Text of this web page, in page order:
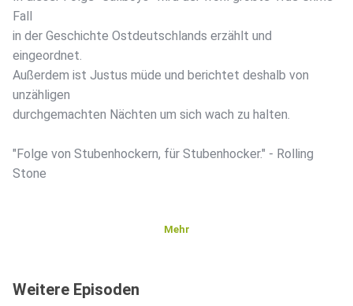
Fall
in der Geschichte Ostdeutschlands erzählt und
eingeordnet.
Außerdem ist Justus müde und berichtet deshalb von
unzähligen
durchgemachten Nächten um sich wach zu halten.
"Folge von Stubenhockern, für Stubenhocker." - Rolling
Stone
Mehr
Weitere Episoden